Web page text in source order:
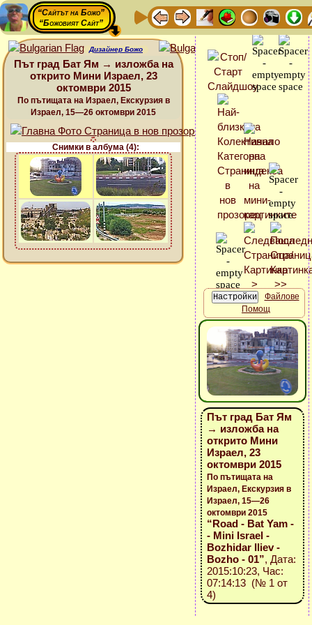
“Сайтът на Божо”
“Божовият Сайт”
Дизайнер Божо
Път град Бат Ям → изложба на
открито Мини Израел, 23
октомври 2015
По пътищата на Израел, Екскурзия в
Израел, 15—26 октомври 2015
Снимки в албума (4):
Файлове
Помощ
Път град Бат Ям
→ изложба на
открито Мини
Израел, 23
октомври 2015
По пътищата на
Израел, Екскурзия в
Израел, 15—26
октомври 2015
“Road - Bat Yam -
- Mini Israel -
Bozhidar Iliev -
Bozho - 01”, Дата:
2015:10:23, Час:
07:14:13 (№ 1 от
4)